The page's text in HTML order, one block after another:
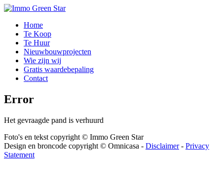
Home
Te Koop
Te Huur
Nieuwbouwprojecten
Wie zijn wij
Gratis waardebepaling
Contact
Error
Het gevraagde pand is verhuurd
Foto's en tekst copyright © Immo Green Star
Design en broncode copyright © Omnicasa - Disclaimer- Privacy
Statement